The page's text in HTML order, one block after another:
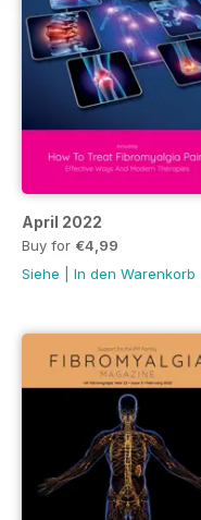
April 2022
Buy for €4,99
Siehe
In den Warenkorb